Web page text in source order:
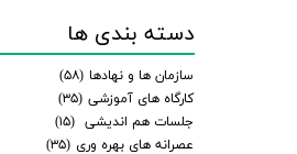
دسته بندی ها
سازمان ها و نهادها (۵۸)
کارگاه های آموزشی (۳۵)
جلسات هم اندیشی (۱۵)
عصرانه های بهره وری (۳۵)